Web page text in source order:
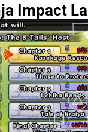
Impact